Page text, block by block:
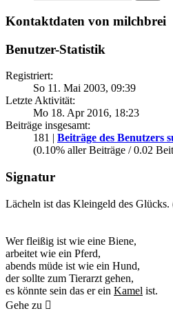
Kontaktdaten von milchbrei
Benutzer-Statistik
Registriert:
So 11. Mai 2003, 09:39
Letzte Aktivität:
Mo 18. Apr 2016, 18:23
Beiträge insgesamt:
181 | Beiträge des Benutzers
(0.10% aller Beiträge / 0.02
Signatur
Lächeln ist das Kleingeld des
Wer fleißig ist wie eine Biene,
arbeitet wie ein Pferd,
abends müde ist wie ein Hund,
der sollte zum Tierarzt gehen,
es könnte sein das er ein Kamel ist.
Gehe zu